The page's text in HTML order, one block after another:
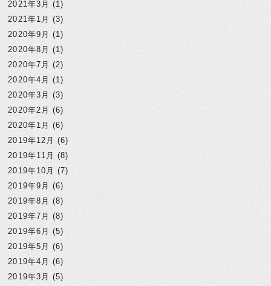
2021年3月 (1)
2021年1月 (3)
2020年9月 (1)
2020年8月 (1)
2020年7月 (2)
2020年4月 (1)
2020年3月 (3)
2020年2月 (6)
2020年1月 (6)
2019年12月 (6)
2019年11月 (8)
2019年10月 (7)
2019年9月 (6)
2019年8月 (8)
2019年7月 (8)
2019年6月 (5)
2019年5月 (6)
2019年4月 (6)
2019年3月 (5)